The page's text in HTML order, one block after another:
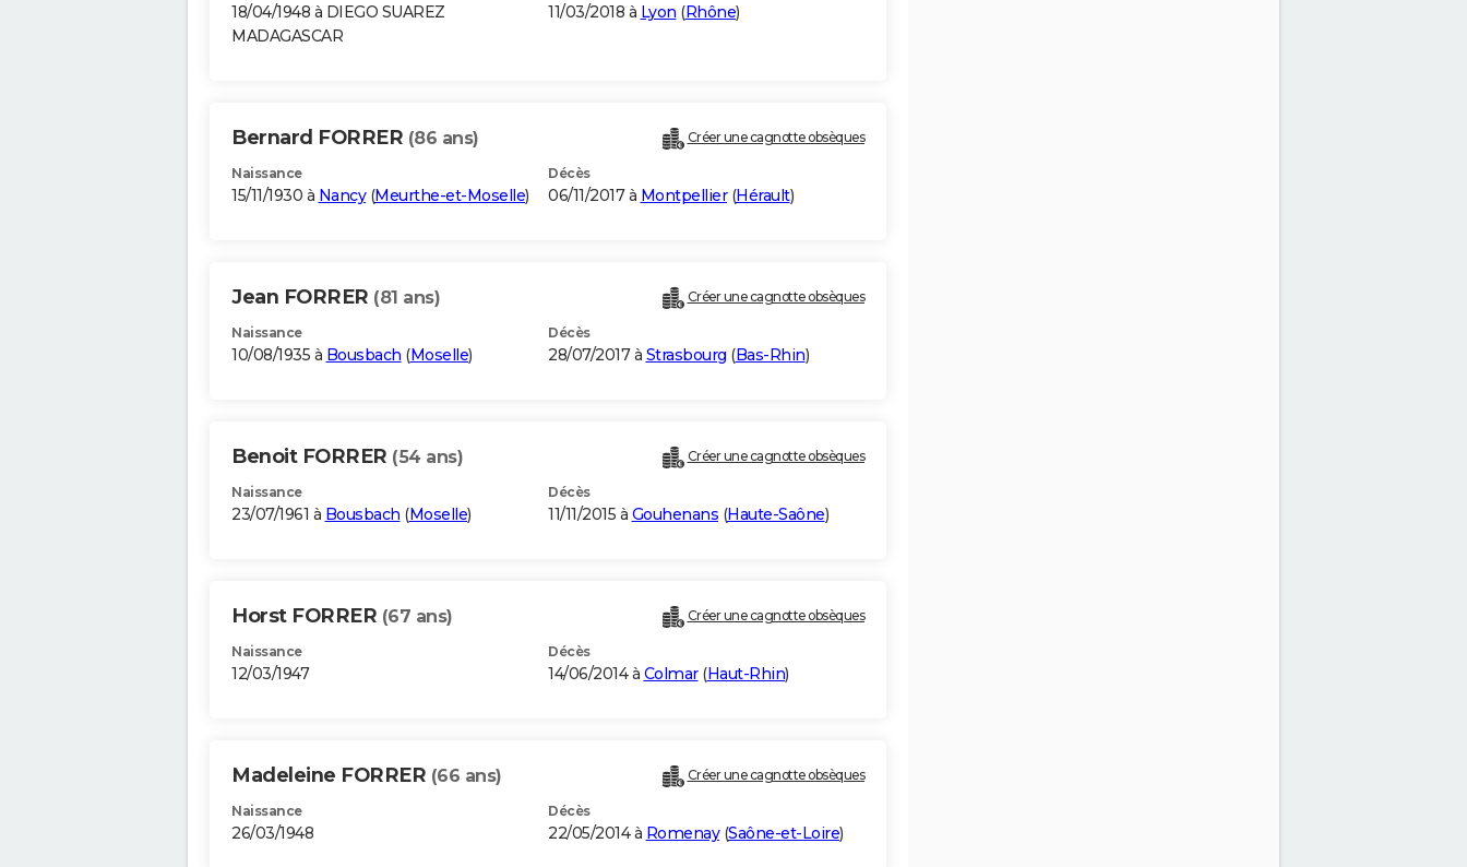
18/04/1948 à DIEGO SUAREZ
MADAGASCAR
11/03/2018 à Lyon (Rhône)
Bernard FORRER (86 ans) Créer une cagnotte obsèques
Naissance
15/11/1930 à Nancy(Meurthe-et-Moselle)
Décès
06/11/2017 à Montpellier(Hérault)
Jean FORRER (81 ans) Créer une cagnotte obsèques
Naissance
10/08/1935 à Bousbach (Moselle)
Décès
28/07/2017 à Strasbourg (Bas-Rhin)
Benoit FORRER (54 ans) Créer une cagnotte obsèques
Naissance
23/07/1961 à Bousbach (Moselle)
Décès
11/11/2015 à Gouhenans (Haute-Saône)
Horst FORRER (67 ans) Créer une cagnotte obsèques
Naissance
12/03/1947
Décès
14/06/2014 à Colmar(Haut-Rhin)
Madeleine FORRER (66 ans) Créer une cagnotte obsèques
Naissance
26/03/1948
Décès
22/05/2014 à Romenay(Saône-et-Loire)